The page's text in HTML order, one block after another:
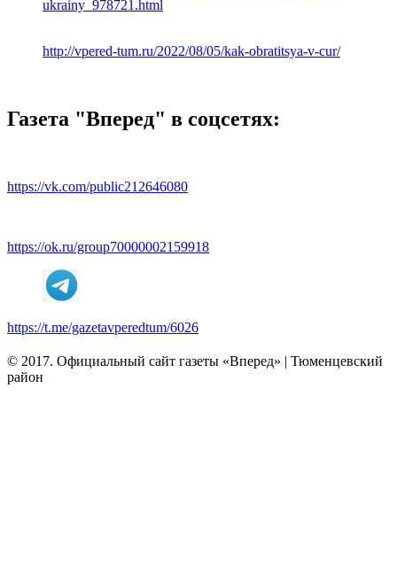
ukrainy_978721.html
http://vpered-tum.ru/2022/08/05/kak-obratitsya-v-cur/
Газета "Вперед" в соцсетях:
https://vk.com/public212646080
https://ok.ru/group70000002159918
https://t.me/gazetavperedtum/6026
© 2017. Официальный сайт газеты «Вперед» | Тюменцевский
район